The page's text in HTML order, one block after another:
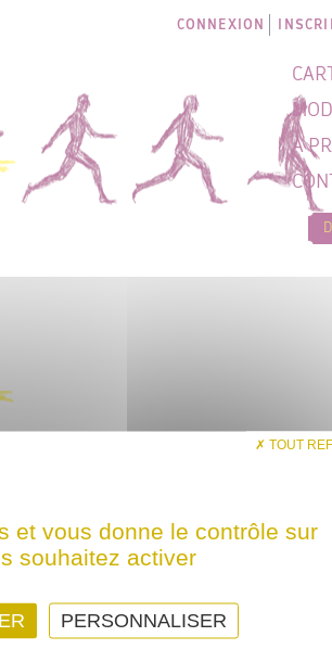
CONNEXION
À
IDÉES
dans aucune structure
et vous donne le contrôle sur
souhaitez activer
TOUT
PERSONNALISER